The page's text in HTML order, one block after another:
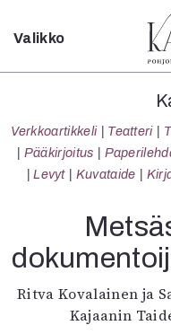
Sulje
Valikko
Verkkoartikkeli Teatteri
Pääkirjoitus
Levyt
Kuvataide
Ritva Kovalainen ja
Kajaanin